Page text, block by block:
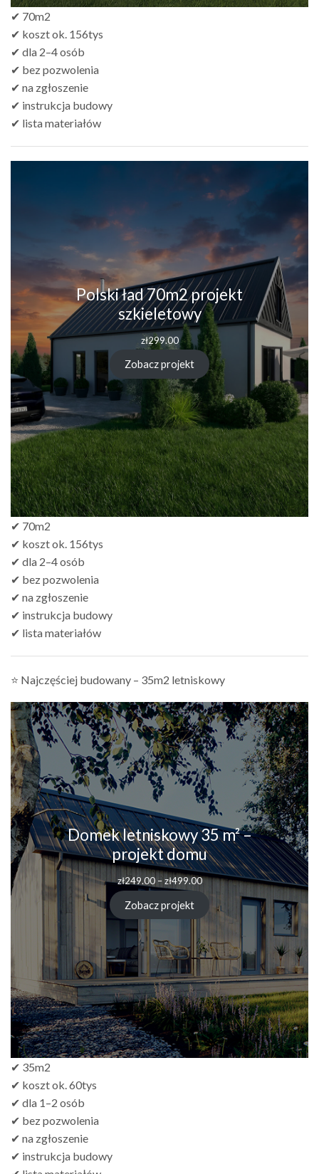
✔ 70m2
✔ koszt ok. 156tys
✔ dla 2–4 osób
✔ bez pozwolenia
✔ na zgłoszenie
✔ instrukcja budowy
✔ lista materiałów
Polski ład 70m2 projekt
szkieletowy
zł299.00
Zobacz projekt
✔ 70m2
✔ koszt ok. 156tys
✔ dla 2–4 osób
✔ bez pozwolenia
✔ na zgłoszenie
✔ instrukcja budowy
✔ lista materiałów
⭐ Najczęściej budowany – 35m2 letniskowy
Domek letniskowy 35 m² –
projekt domu
zł249.00 – zł499.00
Zobacz projekt
✔ 35m2
✔ koszt ok. 60tys
✔ dla 1–2 osób
✔ bez pozwolenia
✔ na zgłoszenie
✔ instrukcja budowy